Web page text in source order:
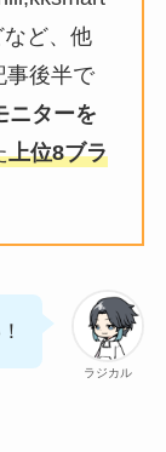
ど、他
事後半で
ニターを
上位8ブラ
ラジカル